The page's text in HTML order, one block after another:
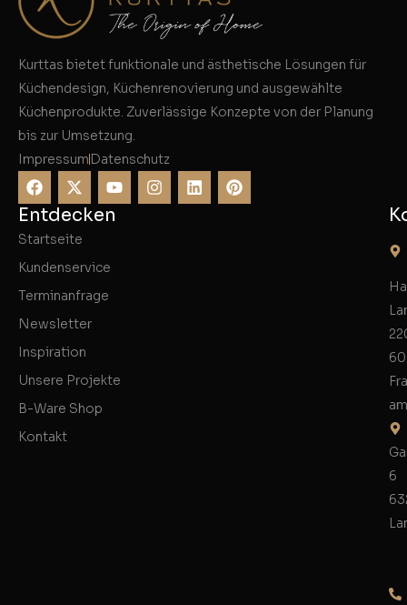
Kurttas bietet funktionale und ästhetische Lösungen für
Küchendesign, Küchenrenovierung und ausgewählte
Küchenprodukte. Zuverlässige Konzepte von der Planung
bis zur Umsetzung.
Impressum Datenschutz
Entdecken
Startseite
Kundenservice
Terminanfrage
Newsletter
Inspiration
Unsere Projekte
B-Ware Shop
Kontakt
6